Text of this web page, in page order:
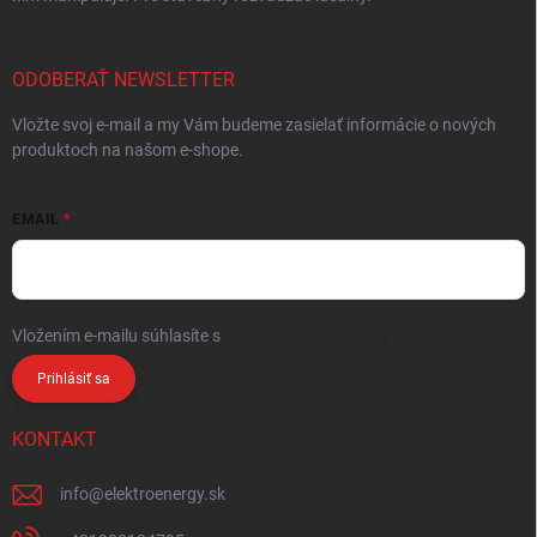
ODOBERAŤ NEWSLETTER
Vložte svoj e-mail a my Vám budeme zasielať informácie o nových
produktoch na našom e-shope.
EMAIL
Vložením e-mailu súhlasíte s
Prihlásiť sa
KONTAKT
info@elektroenergy.sk